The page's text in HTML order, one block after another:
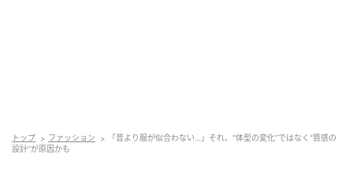
トップ ファッション
「昔より服が似合わない…」それ、“体型の変化”ではなく“質感の
設計”が原因かも